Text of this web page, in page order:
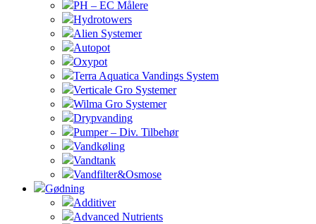
PH – EC Målere
Hydrotowers
Alien Systemer
Autopot
Oxypot
Terra Aquatica Vandings System
Verticale Gro Systemer
Wilma Gro Systemer
Drypvanding
Pumper – Div. Tilbehør
Vandkøling
Vandtank
Vandfilter&Osmose
Gødning
Additiver
Advanced Nutrients